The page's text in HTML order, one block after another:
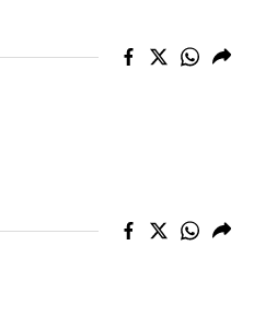
Kayseri
Konya